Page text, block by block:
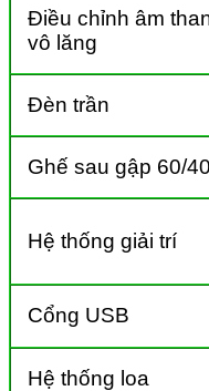
Điều chỉnh âm
vô lăng
Đèn trần
Ghế sau gập 60/40
Hệ thống giải trí
Cổng USB
Hệ thống loa